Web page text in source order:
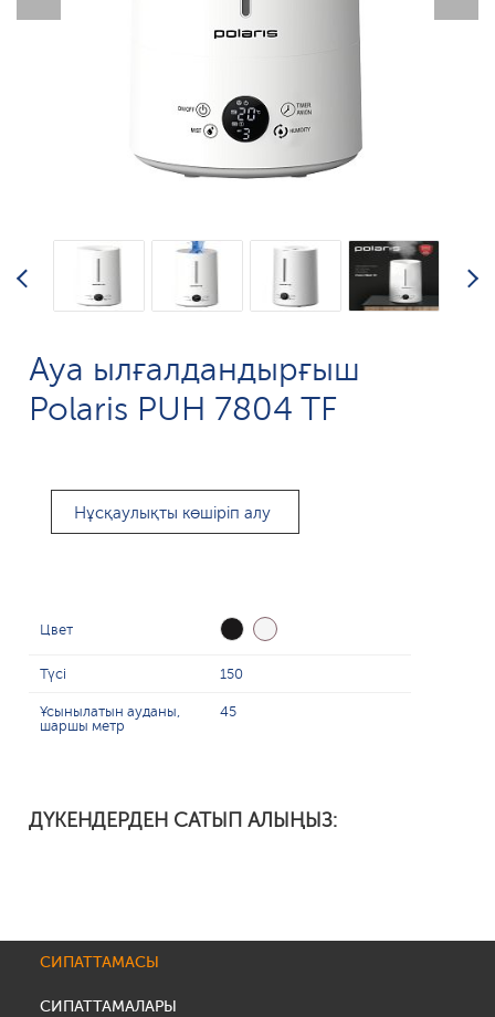
Ауа ылғалдандырғыш
Polaris PUH 7804 TF
Нұсқаулықты көшіріп алу
Цвет
Түсі 150
Ұсынылатын ауданы,
шаршы метр
45
ДҮКЕНДЕРДЕН САТЫП АЛЫҢЫЗ:
СИПАТТАМАСЫ
СИПАТТАМАЛАРЫ